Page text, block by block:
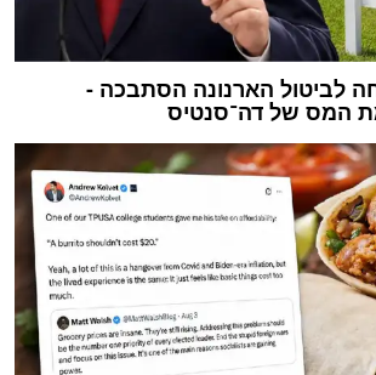
לביטול הארנונה הסתבכה -
המס של דה־סנטיס